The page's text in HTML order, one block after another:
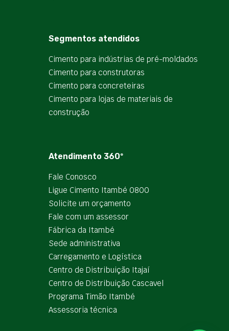
Segmentos atendidos
Cimento para indústrias de pré-moldados
Cimento para construtoras
Cimento para concreteiras
Cimento para lojas de materiais de
construção
Atendimento 360º
Fale Conosco
Ligue Cimento Itambé 0800
Solicite um orçamento
Fale com um assessor
Fábrica da Itambé
Sede administrativa
Carregamento e Logística
Centro de Distribuição Itajaí
Centro de Distribuição Cascavel
Programa Timão Itambé
Assessoria técnica